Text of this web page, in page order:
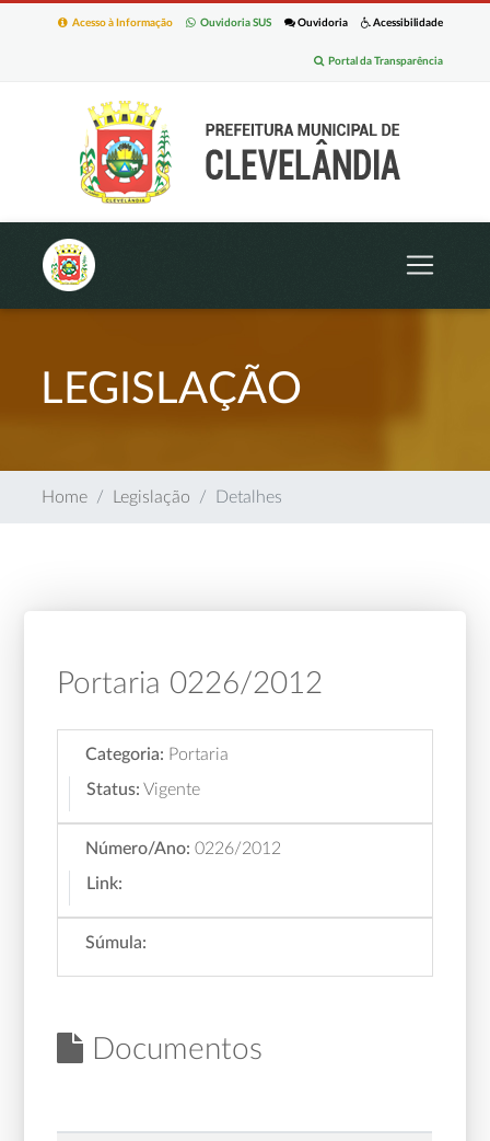
Acessibilidade
Ouvidoria
Ouvidoria SUS
Acesso à Informação
Portal da Transparência
LEGISLAÇÃO
Home Legislação Detalhes
Portaria 0226/2012
Categoria: Portaria
Status: Vigente
Número/Ano: 0226/2012
Link:
Súmula:
Documentos